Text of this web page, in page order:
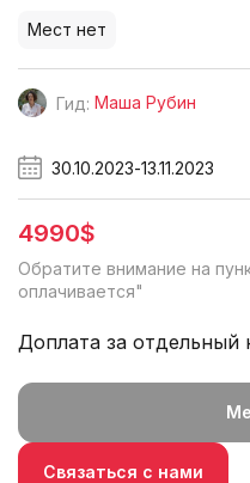
Мест нет
Гид: Маша Рубин
30.10.2023-13.11.2023
4990$
Обратите внимание на
оплачивается"
Доплата за отдельный
Связаться с нами